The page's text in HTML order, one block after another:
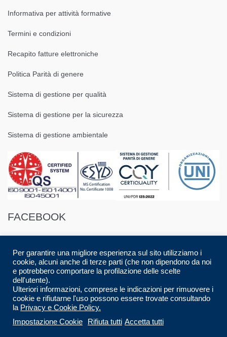
Informativa per attività formative
Termini e condizioni
Recapito fatture elettroniche
Politica Parità di genere
Sistema di gestione per qualità
Sistema di gestione per la sicurezza
Sistema di gestione ambientale
FACEBOOK
© 2016 Spazio88 S.r.l. p.i. 08283280017 | Developed by Luca Musolino
Designed by AdContent | All Rights Reserved.
Per garantire una migliore esperienza sul sito utilizziamo i
cookie, alcuni anche di terze parti (che non dipendono da noi
e potrebbero comportare la profilazione delle scelte
dell'utente).
Ulteriori informazioni, comprese le indicazioni per rimuovere i
cookie e rifiutarne l'uso possono essere trovate consultando
la Privacy e Cookie Policy.
Impostazione Cookie
Rifiuta tutti Accetta tutti